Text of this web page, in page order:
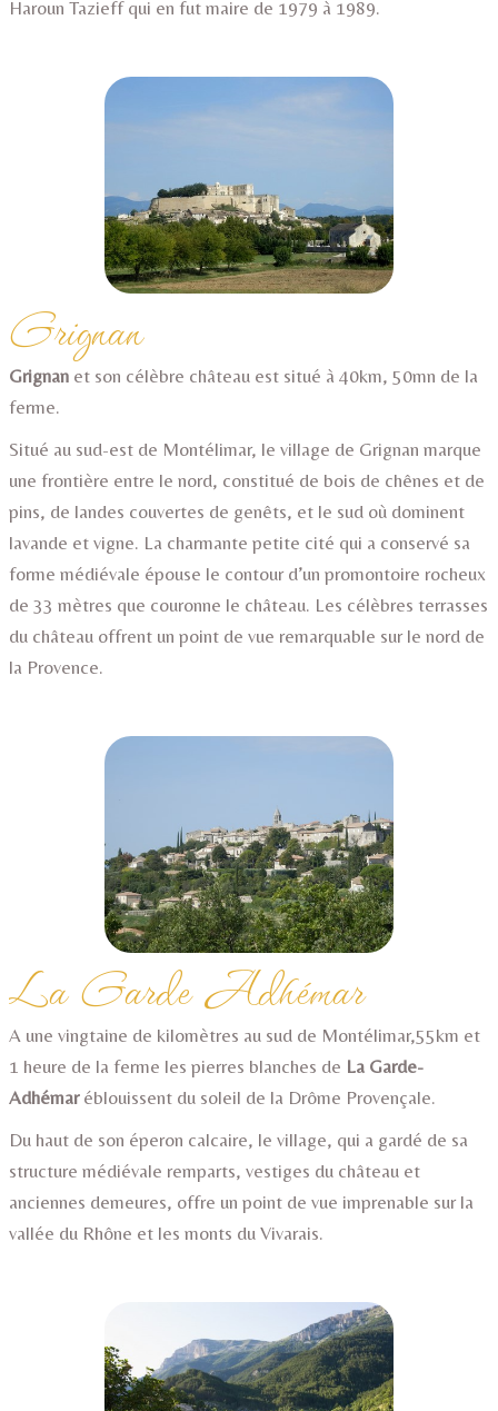
Haroun Tazieff qui en fut maire de 1979 à 1989.
Grignan
Grignan et son célèbre château est situé à 40km, 50mn de la
ferme.
Situé au sud-est de Montélimar, le village de Grignan marque
une frontière entre le nord, constitué de bois de chênes et de
pins, de landes couvertes de genêts, et le sud où dominent
lavande et vigne. La charmante petite cité qui a conservé sa
forme médiévale épouse le contour d’un promontoire rocheux
de 33 mètres que couronne le château. Les célèbres terrasses
du château offrent un point de vue remarquable sur le nord de
la Provence.
La Garde Adhémar
A une vingtaine de kilomètres au sud de Montélimar,55km et
1 heure de la ferme les pierres blanches de La Garde-
Adhémaréblouissent du soleil de la Drôme Provençale.
Du haut de son éperon calcaire, le village, qui a gardé de sa
structure médiévale remparts, vestiges du château et
anciennes demeures, offre un point de vue imprenable sur la
vallée du Rhône et les monts du Vivarais.